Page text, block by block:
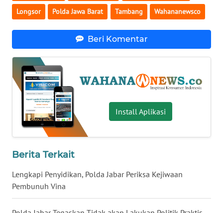
Longsor Polda Jawa Barat Tambang Wahananewsco
Beri Komentar
Install Aplikasi
Berita Terkait
Lengkapi Penyidikan, Polda Jabar Periksa Kejiwaan
Pembunuh Vina
WN
SERAMBI
WN
SULTRA
WN
NTB
WN
WN
SULBAR